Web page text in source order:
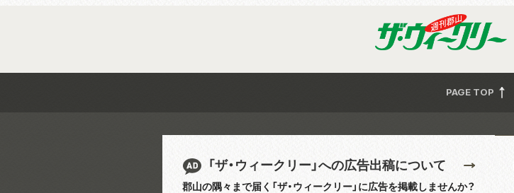
PAGE TOP
「ザ・ウィークリー」への広告出稿について
郡山の隅々まで届く「ザ・ウィークリー」に広告を掲載しませんか？